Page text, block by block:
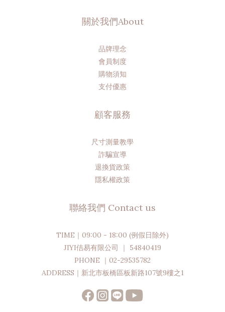
關於我們About
品牌理念
會員制度
購物須知
支付優惠
顧客服務
尺寸測量教學
詐騙宣導
退換貨政策
隱私權政策
聯絡我們 Contact us
TIME｜09:00 - 18:00 (例假日除外)
JIYI佶易有限公司 ｜ 54840419
PHONE ｜02-29535782
ADDRESS｜新北市板橋區板新路107號9樓之1